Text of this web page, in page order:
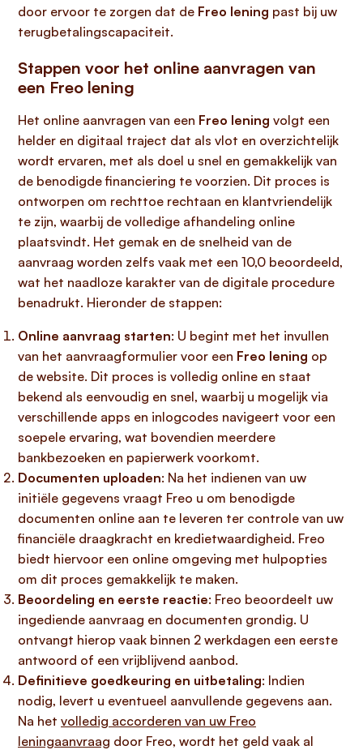
door ervoor te zorgen dat de Freo lening past bij uw
terugbetalingscapaciteit.
Stappen voor het online aanvragen van
een Freo lening
Het online aanvragen van een Freo lening volgt een
helder en digitaal traject dat als vlot en overzichtelijk
wordt ervaren, met als doel u snel en gemakkelijk van
de benodigde financiering te voorzien. Dit proces is
ontworpen om rechttoe rechtaan en klantvriendelijk
te zijn, waarbij de volledige afhandeling online
plaatsvindt. Het gemak en de snelheid van de
aanvraag worden zelfs vaak met een 10,0 beoordeeld,
wat het naadloze karakter van de digitale procedure
benadrukt. Hieronder de stappen:
Online aanvraag starten: U begint met het invullen
van het aanvraagformulier voor een Freo lening op
de website. Dit proces is volledig online en staat
bekend als eenvoudig en snel, waarbij u mogelijk via
verschillende apps en inlogcodes navigeert voor een
soepele ervaring, wat bovendien meerdere
bankbezoeken en papierwerk voorkomt.
Documenten uploaden: Na het indienen van uw
initiële gegevens vraagt Freo u om benodigde
documenten online aan te leveren ter controle van uw
financiële draagkracht en kredietwaardigheid. Freo
biedt hiervoor een online omgeving met hulpopties
om dit proces gemakkelijk te maken.
Beoordeling en eerste reactie: Freo beoordeelt uw
ingediende aanvraag en documenten grondig. U
ontvangt hierop vaak binnen 2 werkdagen een eerste
antwoord of een vrijblijvend aanbod.
Definitieve goedkeuring en uitbetaling: Indien
nodig, levert u eventueel aanvullende gegevens aan.
Na het volledig accorderen van uw Freo
leningaanvraag door Freo, wordt het geld vaak al